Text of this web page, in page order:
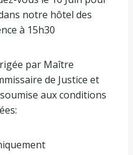
notre hôtel des
à 15h30
par Maître
de Justice et
aux conditions